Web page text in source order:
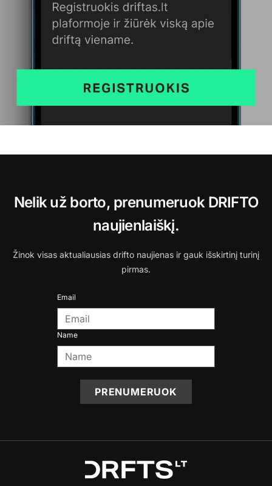
Nelik už borto, prenumeruok DRIFTO
naujienlaiškį.
Žinok visas aktualiausias drifto naujienas ir gauk išskirtinį turinį
pirmas.
Email
Name
PRENUMERUOK